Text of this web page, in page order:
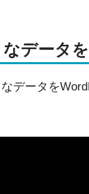
データ
データを